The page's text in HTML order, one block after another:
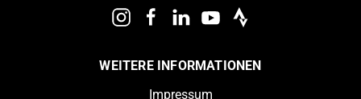
WEITERE INFORMATIONEN
Impressum